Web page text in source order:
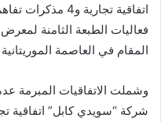
اتفاقية تجارية
فعاليات الطبعة الثامنة
المقام في العاصمة
وشملت الاتفاقيات المبرمة